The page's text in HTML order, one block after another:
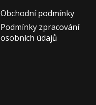
Obchodní podmínky
Podmínky zpracování
osobních údajů